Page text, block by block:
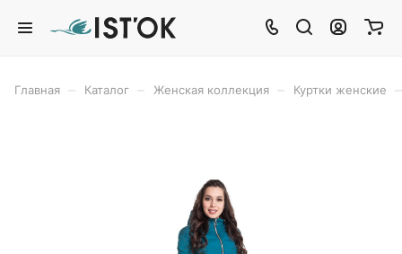
Главная Каталог Женская коллекция Куртки женские